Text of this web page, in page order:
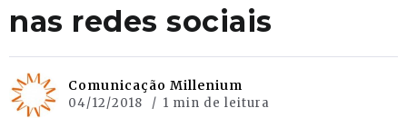
nas redes sociais
Comunicação Millenium
04/12/2018 1 min de leitura